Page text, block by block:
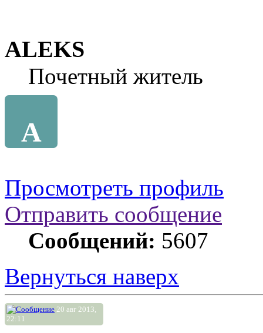
ALEKS
Почетный житель
A
Просмотреть профиль
Отправить сообщение
Сообщений: 5607
Вернуться наверх
20 авг 2013,
22:11